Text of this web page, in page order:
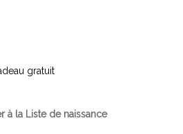
gratuit
à la Liste de naissance